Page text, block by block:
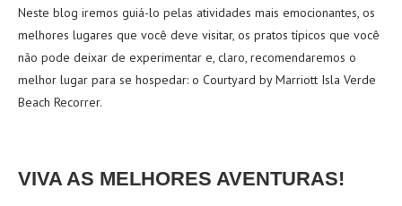
Neste blog iremos guiá-lo pelas atividades mais emocionantes, os
melhores lugares que você deve visitar, os pratos típicos que você
não pode deixar de experimentar e, claro, recomendaremos o
melhor lugar para se hospedar: o Courtyard by Marriott Isla Verde
Beach Recorrer.
VIVA AS MELHORES AVENTURAS!